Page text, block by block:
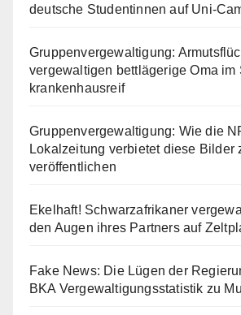
deutsche Studentinnen auf Uni-
Gruppenvergewaltigung:
vergewaltigen bettlägerige Oma im
krankenhausreif
Gruppenvergewaltigung: Wie die
Lokalzeitung verbietet diese Bilder
veröffentlichen
Ekelhaft! Schwarzafrikaner
den Augen ihres Partners auf
Fake News: Die Lügen der
BKA Vergewaltigungsstatistik zu